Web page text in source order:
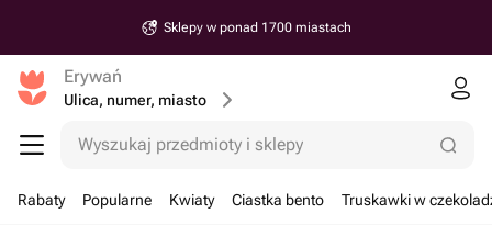
Sklepy w ponad 1700 miastach
Erywań
Ulica, numer, miasto
Wyszukaj przedmioty i sklepy
Rabaty Popularne Kwiaty Ciastka bento Truskawki w